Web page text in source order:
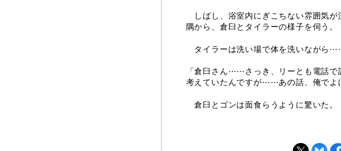
しばし、浴室内にぎこちない雰囲気
隅から、倉臼とタイラーの様子を伺う。
タイラーは洗い場で体を洗いながら
「倉臼さん⋯⋯さっき、リーとも電話
考えていたんですが⋯⋯あの話、俺でよ
倉臼とゴンは面食らうように驚いた。